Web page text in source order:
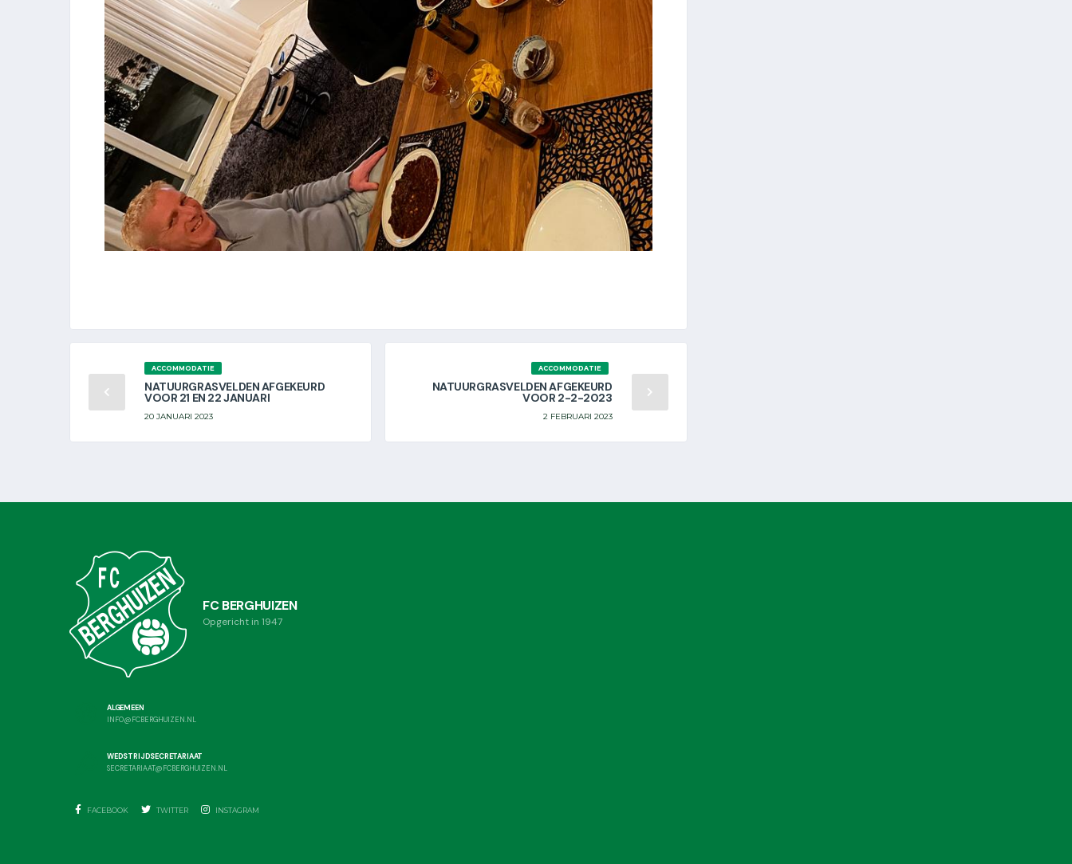
ACCOMMODATIE
NATUURGRASVELDEN AFGEKEURD
VOOR 21 EN 22 JANUARI
20 JANUARI 2023
ACCOMMODATIE
NATUURGRASVELDEN AFGEKEURD
VOOR 2-2-2023
2 FEBRUARI 2023
FC BERGHUIZEN
Opgericht in 1947
ALGEMEEN
INFO@FCBERGHUIZEN.NL
WEDSTRIJDSECRETARIAAT
SECRETARIAAT@FCBERGHUIZEN.NL
FACEBOOK TWITTER INSTAGRAM